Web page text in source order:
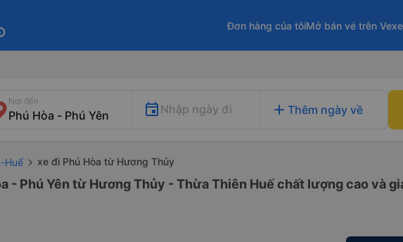
Đơn hàng của tôiMở bán vé trên
Nơi đến
Nhập ngày đi add Thêm ngày về
Huế xe đi Phú Hòa từ Hương Thủy
- Phú Yên từ Hương Thủy - Thừa Thiên Huế chất lượng cao và